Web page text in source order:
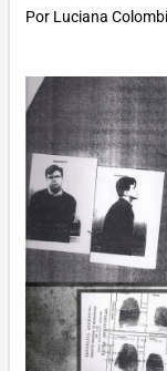
Por Luciana